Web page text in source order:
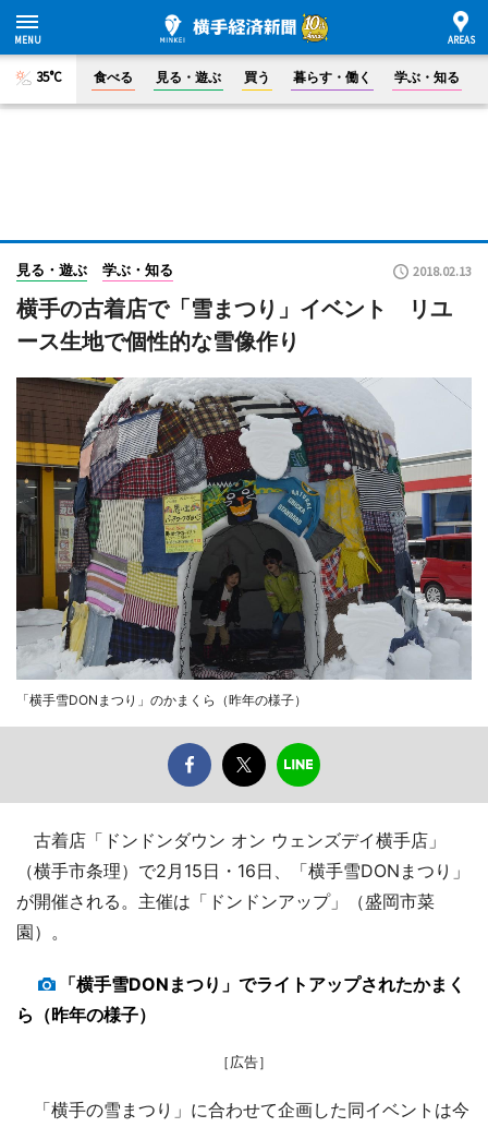
35°C 食べる 見る・遊ぶ 買う 暮らす・働く 学ぶ・知る
見る・遊ぶ 学ぶ・知る 2018.02.13
横手の古着店で「雪まつり」イベント リユ
ース生地で個性的な雪像作り
「横手雪DONまつり」のかまくら（昨年の様子）
古着店「ドンドンダウン オン ウェンズデイ横手店」
（横手市条理）で2月15日・16日、「横手雪DONまつり」
が開催される。主催は「ドンドンアップ」（盛岡市菜
園）。
「横手雪DONまつり」でライトアップされたかまく
ら（昨年の様子）
［広告］
「横手の雪まつり」に合わせて企画した同イベントは今